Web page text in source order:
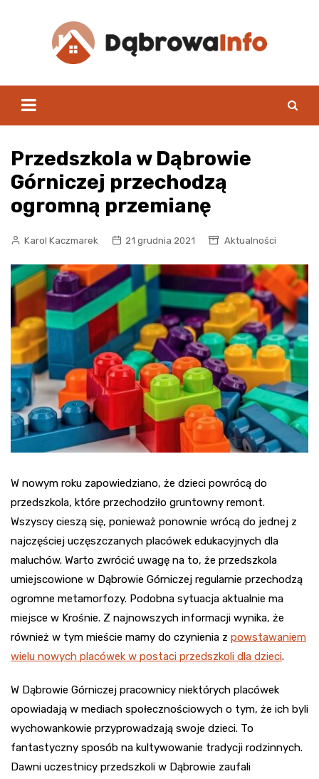
Przedszkola w Dąbrowie
Górniczej przechodzą
ogromną przemianę
Karol Kaczmarek 21 grudnia 2021 Aktualności
W nowym roku zapowiedziano, że dzieci powrócą do
przedszkola, które przechodziło gruntowny remont.
Wszyscy cieszą się, ponieważ ponownie wrócą do jednej z
najczęściej uczęszczanych placówek edukacyjnych dla
maluchów. Warto zwrócić uwagę na to, że przedszkola
umiejscowione w Dąbrowie Górniczej regularnie przechodzą
ogromne metamorfozy. Podobna sytuacja aktualnie ma
miejsce w Krośnie. Z najnowszych informacji wynika, że
również w tym mieście mamy do czynienia z powstawaniem
wielu nowych placówek w postaci przedszkoli dla dzieci.
W Dąbrowie Górniczej pracownicy niektórych placówek
opowiadają w mediach społecznościowych o tym, że ich byli
wychowankowie przyprowadzają swoje dzieci. To
fantastyczny sposób na kultywowanie tradycji rodzinnych.
Dawni uczestnicy przedszkoli w Dąbrowie zaufali